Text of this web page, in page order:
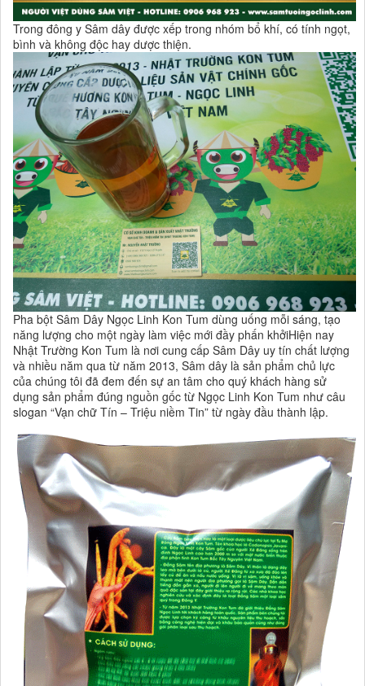
Trong đông y Sâm dây được xếp trong nhóm bổ khí, có tính ngọt,
bình và không độc hay dược thiện.
Pha bột Sâm Dây Ngọc Linh Kon Tum dùng uống mỗi sáng, tạo
năng lượng cho một ngày làm việc mới đầy phấn khởiHiện nay
Nhật Trường Kon Tum là nơi cung cấp Sâm Dây uy tín chất lượng
và nhiều năm qua từ năm 2013, Sâm dây là sản phẩm chủ lực
của chúng tôi đã đem đến sự an tâm cho quý khách hàng sử
dụng sản phẩm đúng nguồn gốc từ Ngọc Linh Kon Tum như câu
slogan “Vạn chữ Tín – Triệu niềm Tin” từ ngày đầu thành lập.